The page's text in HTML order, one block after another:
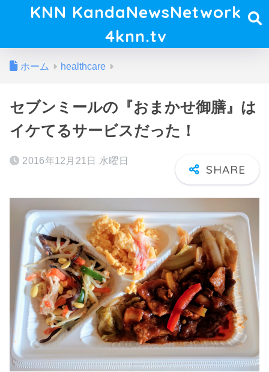
KNN KandaNewsNetwork
4knn.tv
ホーム healthcare
セブンミールの『おまかせ御膳』は
イケてるサービスだった！
2016年12月21日 水曜日